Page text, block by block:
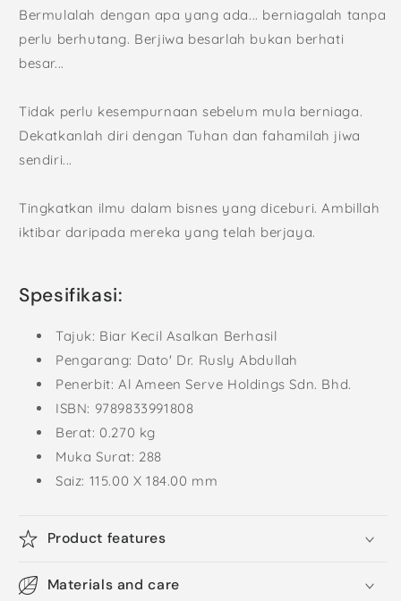
Bermulalah dengan apa yang ada... berniagalah tanpa
perlu berhutang. Berjiwa besarlah bukan berhati
besar...
Tidak perlu kesempurnaan sebelum mula berniaga.
Dekatkanlah diri dengan Tuhan dan fahamilah jiwa
sendiri...
Tingkatkan ilmu dalam bisnes yang diceburi. Ambillah
iktibar daripada mereka yang telah berjaya.
Spesifikasi:
Tajuk: Biar Kecil Asalkan Berhasil
Pengarang: Dato' Dr. Rusly Abdullah
Penerbit: Al Ameen Serve Holdings Sdn. Bhd.
ISBN: 9789833991808
Berat: 0.270 kg
Muka Surat: 288
Saiz: 115.00 X 184.00 mm
Product features
Materials and care